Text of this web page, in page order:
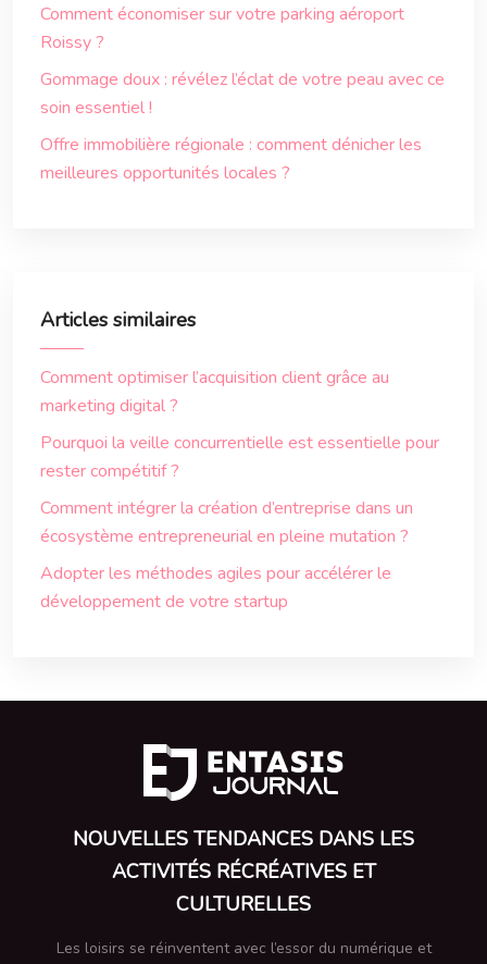
Comment économiser sur votre parking aéroport
Roissy ?
Gommage doux : révélez l’éclat de votre peau avec ce
soin essentiel !
Offre immobilière régionale : comment dénicher les
meilleures opportunités locales ?
Articles similaires
Comment optimiser l’acquisition client grâce au
marketing digital ?
Pourquoi la veille concurrentielle est essentielle pour
rester compétitif ?
Comment intégrer la création d’entreprise dans un
écosystème entrepreneurial en pleine mutation ?
Adopter les méthodes agiles pour accélérer le
développement de votre startup
NOUVELLES TENDANCES DANS LES
ACTIVITÉS RÉCRÉATIVES ET
CULTURELLES
Les loisirs se réinventent avec l’essor du numérique et